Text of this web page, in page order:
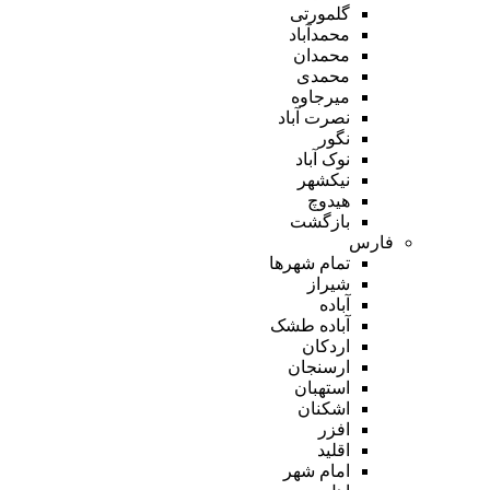
گلمورتی
محمدآباد
محمدان
محمدی
میرجاوه
نصرت آباد
نگور
نوک آباد
نیکشهر
هیدوچ
بازگشت
فارس
تمام شهر‌ها
شیراز
آباده
آباده طشک
اردکان
ارسنجان
استهبان
اشکنان
افزر
اقلید
امام شهر